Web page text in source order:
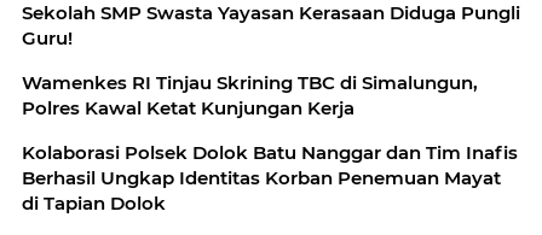
Sekolah SMP Swasta Yayasan Kerasaan Diduga Pungli
Guru!
Wamenkes RI Tinjau Skrining TBC di Simalungun,
Polres Kawal Ketat Kunjungan Kerja
Kolaborasi Polsek Dolok Batu Nanggar dan Tim Inafis
Berhasil Ungkap Identitas Korban Penemuan Mayat
di Tapian Dolok